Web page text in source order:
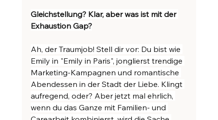
Gleichstellung? Klar, aber was ist mit der
Exhaustion Gap?
Ah, der Traumjob! Stell dir vor: Du bist wie
Emily in "Emily in Paris", jonglierst trendige
Marketing-Kampagnen und romantische
Abendessen in der Stadt der Liebe. Klingt
aufregend, oder? Aber jetzt mal ehrlich,
wenn du das Ganze mit Familien- und